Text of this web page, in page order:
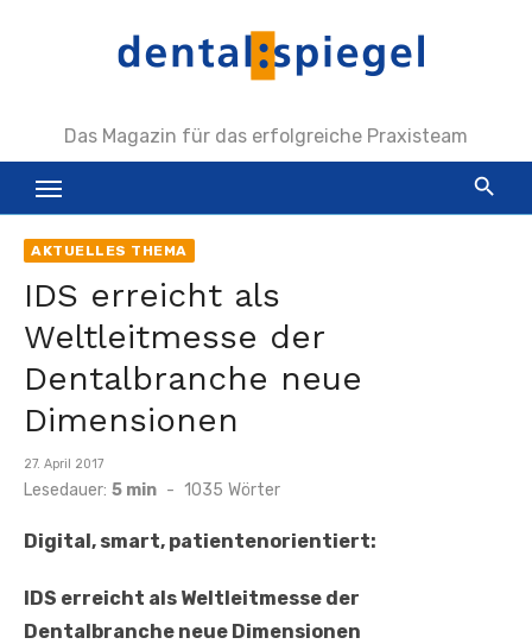
Das Magazin für das erfolgreiche Praxisteam
AKTUELLES THEMA
IDS erreicht als
Weltleitmesse der
Dentalbranche neue
Dimensionen
Veröffentlicht
am
27. April 2017
Lesedauer: 5 min - 1035 Wörter
Digital, smart, patientenorientiert:
IDS erreicht als Weltleitmesse der
Dentalbranche neue Dimensionen